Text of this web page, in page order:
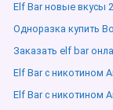
Elf Bar новые вкусы
Одноразка купить
Заказать elf bar
Elf Bar с никотином
Elf Bar с никотином